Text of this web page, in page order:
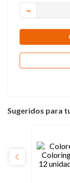
－
Sugeridos para